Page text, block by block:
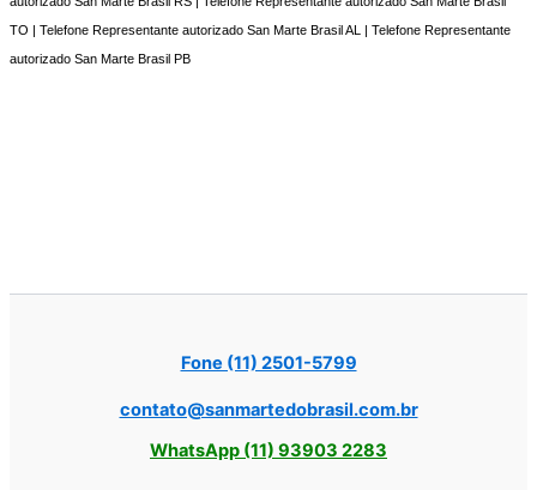
TO | Telefone Representante autorizado San Marte Brasil AL | Telefone Representante
autorizado San Marte Brasil PB
Fone (11) 2501-5799
contato@sanmartedobrasil.com.br
WhatsApp (11) 93903 2283